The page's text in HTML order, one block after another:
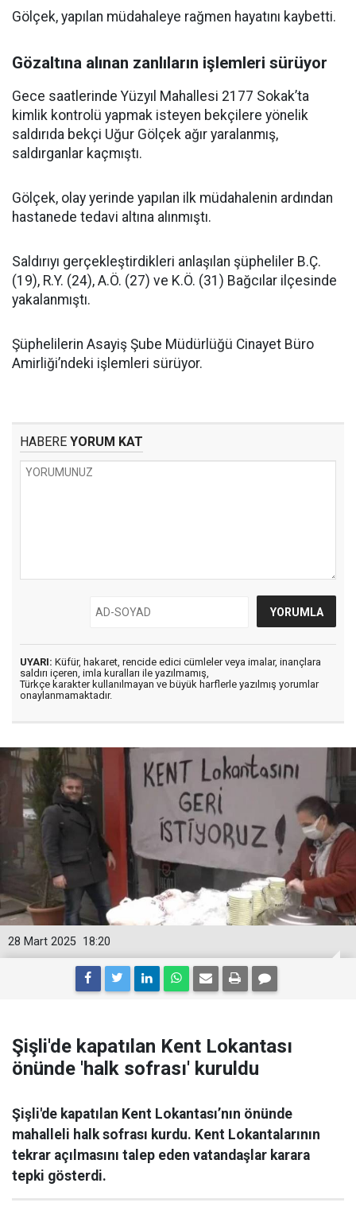
Gölçek, yapılan müdahaleye rağmen hayatını kaybetti.
Gözaltına alınan zanlıların işlemleri sürüyor
Gece saatlerinde Yüzyıl Mahallesi 2177 Sokak’ta
kimlik kontrolü yapmak isteyen bekçilere yönelik
saldırıda bekçi Uğur Gölçek ağır yaralanmış,
saldırganlar kaçmıştı.
Gölçek, olay yerinde yapılan ilk müdahalenin ardından
hastanede tedavi altına alınmıştı.
Saldırıyı gerçekleştirdikleri anlaşılan şüpheliler B.Ç.
(19), R.Y. (24), A.Ö. (27) ve K.Ö. (31) Bağcılar ilçesinde
yakalanmıştı.
Şüphelilerin Asayiş Şube Müdürlüğü Cinayet Büro
Amirliği’ndeki işlemleri sürüyor.
HABERE YORUM KAT
UYARI: Küfür, hakaret, rencide edici cümleler veya imalar, inançlara
saldırı içeren, imla kuralları ile yazılmamış,
Türkçe karakter kullanılmayan ve büyük harflerle yazılmış yorumlar
onaylanmamaktadır.
18:20
28 Mart 2025
Şişli'de kapatılan Kent Lokantası
önünde 'halk sofrası' kuruldu
Şişli'de kapatılan Kent Lokantası’nın önünde
mahalleli halk sofrası kurdu. Kent Lokantalarının
tekrar açılmasını talep eden vatandaşlar karara
tepki gösterdi.